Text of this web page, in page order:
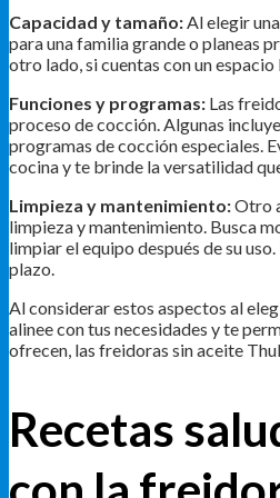
Capacidad y tamaño:Al elegir
para una familia grande o planeas
otro lado, si cuentas con un
Funciones y programas: Las
proceso de cocción. Algunas
programas de cocción especiales.
cocina y te brinde la versatilidad
Limpieza y mantenimiento:Otro
limpieza y mantenimiento. Busca
limpiar el equipo después de su
plazo.
Al considerar estos aspectos al
alinee con tus necesidades y te
ofrecen, las freidoras sin aceite
Recetas